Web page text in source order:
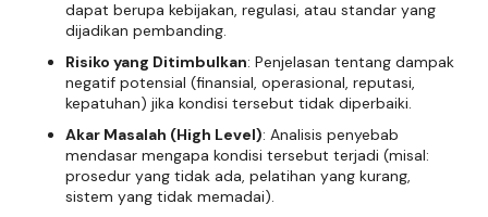
dapat berupa kebijakan, regulasi, atau standar yang
dijadikan pembanding.
Risiko yang Ditimbulkan: Penjelasan tentang dampak
negatif potensial (finansial, operasional, reputasi,
kepatuhan) jika kondisi tersebut tidak diperbaiki.
Akar Masalah (High Level): Analisis penyebab
mendasar mengapa kondisi tersebut terjadi (misal:
prosedur yang tidak ada, pelatihan yang kurang,
sistem yang tidak memadai).